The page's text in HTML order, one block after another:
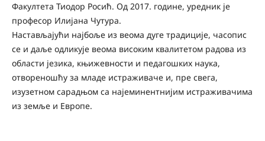
Факултета Тиодор Росић. Од 2017. године, уредник је
професор Илијана Чутура.
Настављајући најбоље из веома дуге традиције, часопис
се и даље одликује веома високим квалитетом радова из
области језика, књижевности и педагошких наука,
отвореношћу за младе истраживаче и, пре свега,
изузетном сарадњом са најеминентнијим истраживачима
из земље и Европе.